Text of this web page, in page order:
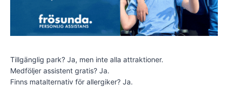
Tillgänglig park? Ja, men inte alla attraktioner.
Medföljer assistent gratis? Ja.
Finns matalternativ för allergiker? Ja.